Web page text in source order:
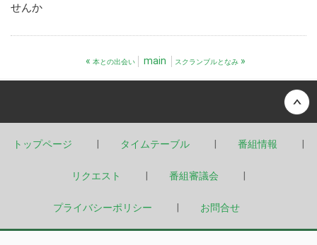
せんか
« 本との出会い main スクランブルとなみ »
トップページ タイムテーブル 番組情報
リクエスト 番組審議会
プライバシーポリシー お問合せ